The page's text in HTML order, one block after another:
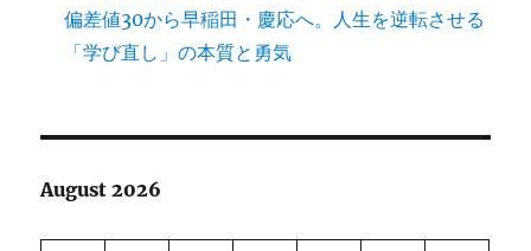
偏差値30から早稲田・慶応へ。人生を逆転させる
「学び直し」の本質と勇気
August 2026